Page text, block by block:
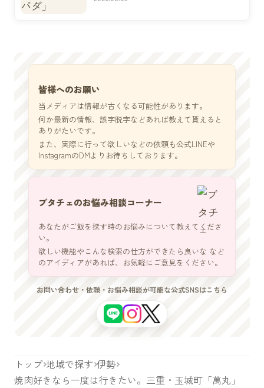
皆様へのお願い
当メディアは情報が古くなる可能性があります。
何か最新の情報、誤字脱字などあれば教えて貰えると
ありがたいです。
また、実際に行って欲しいなどの依頼も公式LINEや
InstagramのDMよりお待ちしております。
ブタチェのお悩み相談コーナー
あなたがご飯を探す時のお悩みについて教えてくださ
い。
欲しい機能やこんな検索の仕方ができたら良いな など
のアイディアがあれば、お気軽にご意見をください。
お問い合わせ・依頼・お悩み相談が可能な公式SNSはこちら
トップ 地域で探す 伊勢
焼肉好きなら一度は行きたい。三重・玉城町「萬丸」